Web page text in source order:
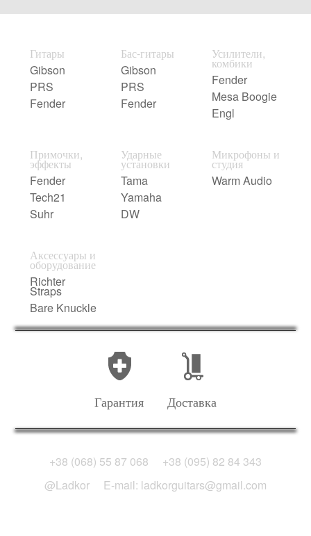
Гитары
Gibson
PRS
Fender
Бас-гитары
Gibson
PRS
Fender
Усилители,
комбики
Fender
Mesa Boogie
Engl
Примочки,
эффекты
Fender
Tech21
Suhr
Ударные
установки
Tama
Yamaha
DW
Микрофоны и
студия
Warm Audio
Аксессуары и
оборудование
Richter
Straps
Bare Knuckle
Гарантия Доставка
+38 (068) 55 87 068
+38 (095) 82 84 343
@Ladkor
E-mail: ladkorguitars@gmail.com